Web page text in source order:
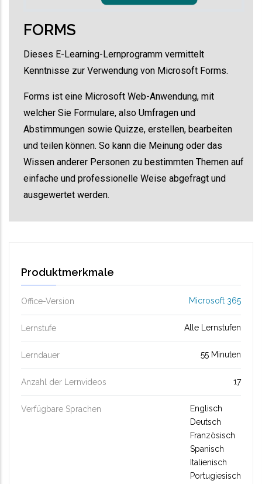
FORMS
Dieses E-Learning-Lernprogramm vermittelt
Kenntnisse zur Verwendung von Microsoft Forms.
Forms ist eine Microsoft Web-Anwendung, mit
welcher Sie Formulare, also Umfragen und
Abstimmungen sowie Quizze, erstellen, bearbeiten
und teilen können. So kann die Meinung oder das
Wissen anderer Personen zu bestimmten Themen auf
einfache und professionelle Weise abgefragt und
ausgewertet werden.
Produktmerkmale
Office-Version Microsoft 365
Lernstufe Alle Lernstufen
Lerndauer 55 Minuten
Anzahl der Lernvideos 17
Verfügbare Sprachen
Englisch
Deutsch
Französisch
Spanisch
Italienisch
Portugiesisch